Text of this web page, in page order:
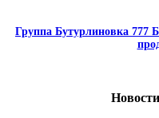
Группа Бутурлиновка 777